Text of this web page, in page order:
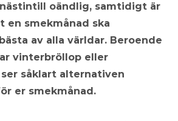
oändlig, samtidigt är
en smekmånad ska
av alla världar. Beroende
vinterbröllop eller
såklart alternativen
er smekmånad.